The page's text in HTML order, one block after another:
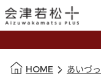
HOME あいづ